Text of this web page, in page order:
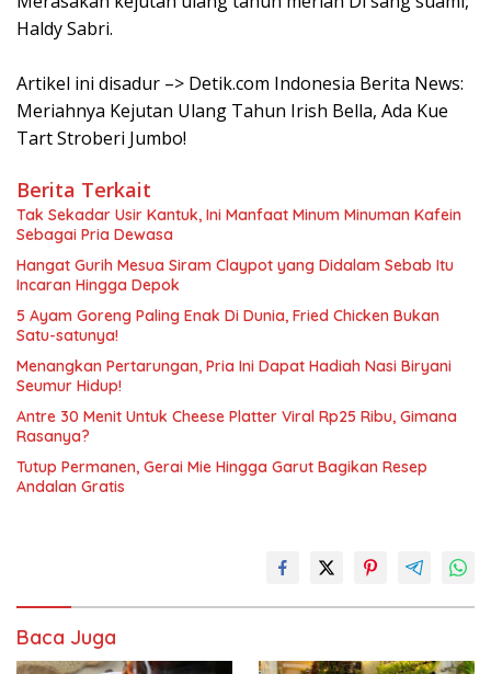
Haldy Sabri.
Artikel ini disadur –> Detik.com Indonesia Berita News:
Meriahnya Kejutan Ulang Tahun Irish Bella, Ada Kue
Tart Stroberi Jumbo!
Berita Terkait
Tak Sekadar Usir Kantuk, Ini Manfaat Minum Minuman Kafein
Sebagai Pria Dewasa
Hangat Gurih Mesua Siram Claypot yang Didalam Sebab Itu
Incaran Hingga Depok
5 Ayam Goreng Paling Enak Di Dunia, Fried Chicken Bukan
Satu-satunya!
Menangkan Pertarungan, Pria Ini Dapat Hadiah Nasi Biryani
Seumur Hidup!
Antre 30 Menit Untuk Cheese Platter Viral Rp25 Ribu, Gimana
Rasanya?
Tutup Permanen, Gerai Mie Hingga Garut Bagikan Resep
Andalan Gratis
Baca Juga